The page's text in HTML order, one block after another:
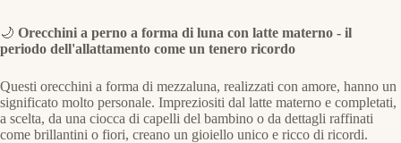
🌙 Orecchini a perno a forma di luna con latte materno - il
periodo dell'allattamento come un tenero ricordo
Questi orecchini a forma di mezzaluna, realizzati con amore, hanno un
significato molto personale. Impreziositi dal latte materno e completati,
a scelta, da una ciocca di capelli del bambino o da dettagli raffinati
come brillantini o fiori, creano un gioiello unico e ricco di ricordi.